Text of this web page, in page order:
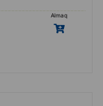
Almaq